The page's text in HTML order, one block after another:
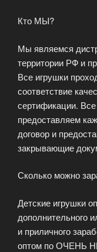
Кто МЫ?
Мы являемся
территории РФ и
Все игрушки
соответствие
сертификации.
предоставляем
договор и
закрывающие
Сколько можно
Детские игрушки
дополнительного
и приличного
оптом по ОЧЕНЬ